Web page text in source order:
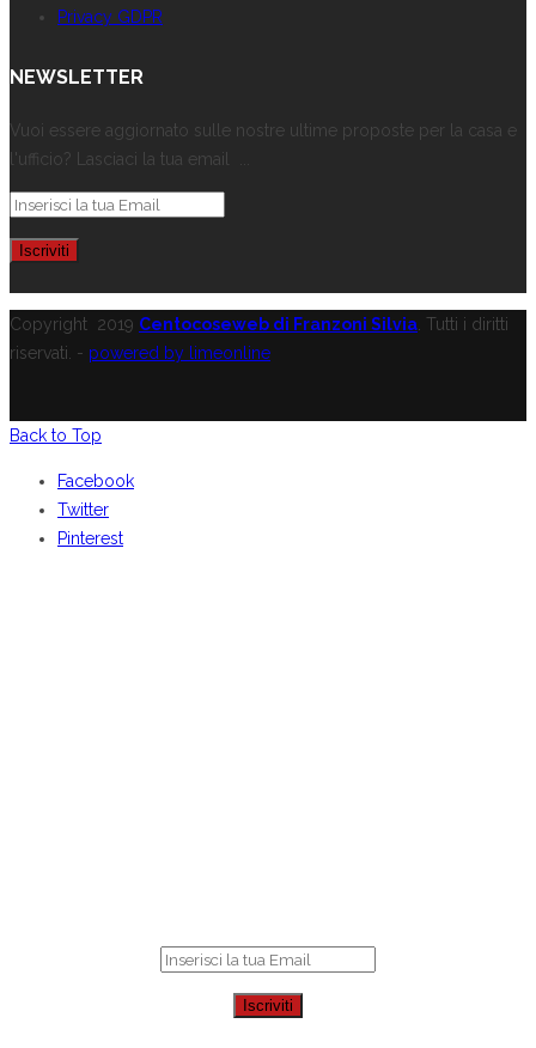
Privacy GDPR
NEWSLETTER
Vuoi essere aggiornato sulle nostre ultime proposte per la casa e
l'ufficio? Lasciaci la tua email ...
Copyright 2019 Centocoseweb di Franzoni Silvia . Tutti i diritti
riservati. - powered by limeonline
Back to Top
Facebook
Twitter
Pinterest